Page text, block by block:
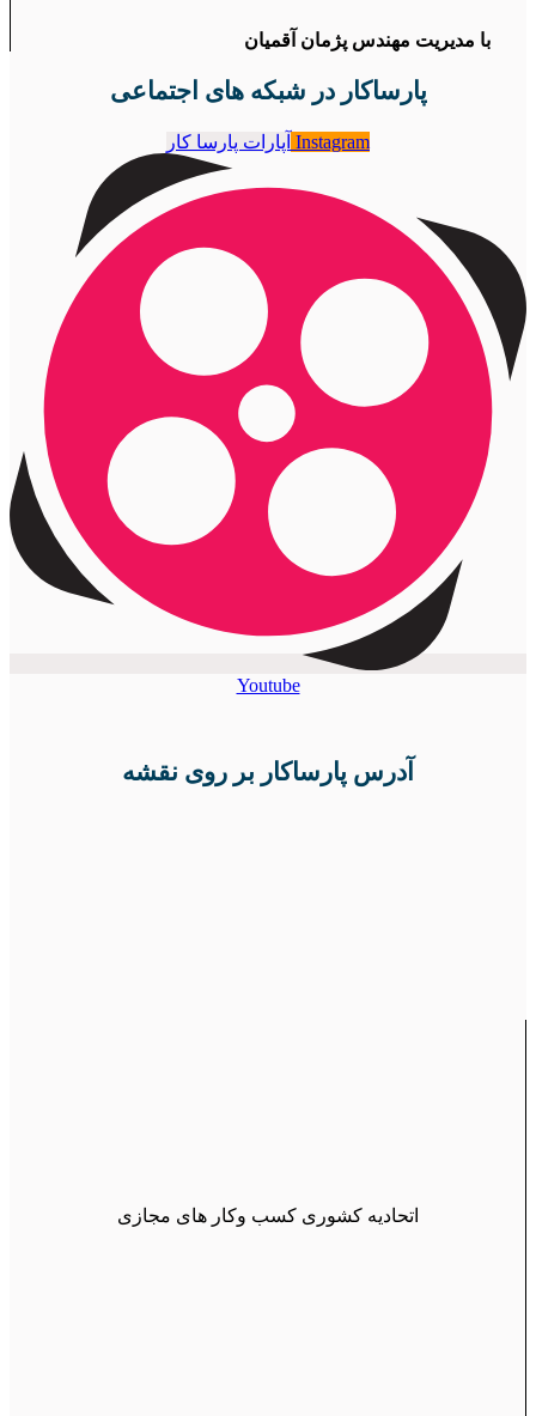
با مدیریت مهندس پژمان آقمیان
پارساکار در شبکه های اجتماعی
Instagram آپارات پارسا کار
Youtube
آدرس پارساکار بر روی نقشه
اتحادیه کشوری کسب وکار های مجازی